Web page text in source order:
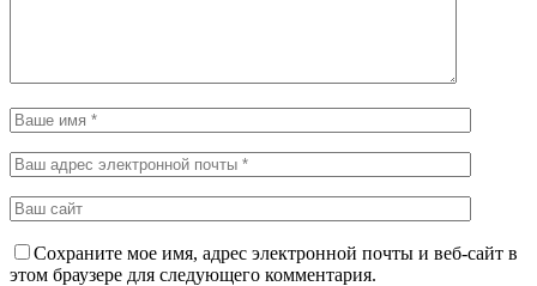
Сохраните мое имя, адрес электронной почты и веб-сайт в
этом браузере для следующего комментария.